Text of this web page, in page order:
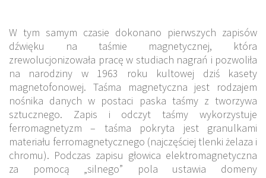
W tym samym czasie dokonano pierwszych zapisów
dźwięku na taśmie magnetycznej, która
zrewolucjonizowała pracę w studiach nagrań i pozwoliła
na narodziny w 1963 roku kultowej dziś kasety
magnetofonowej. Taśma magnetyczna jest rodzajem
nośnika danych w postaci paska taśmy z tworzywa
sztucznego. Zapis i odczyt taśmy wykorzystuje
ferromagnetyzm – taśma pokryta jest granulkami
materiału ferromagnetycznego (najczęściej tlenki żelaza i
chromu). Podczas zapisu głowica elektromagnetyczna
za pomocą „silnego” pola ustawia domeny